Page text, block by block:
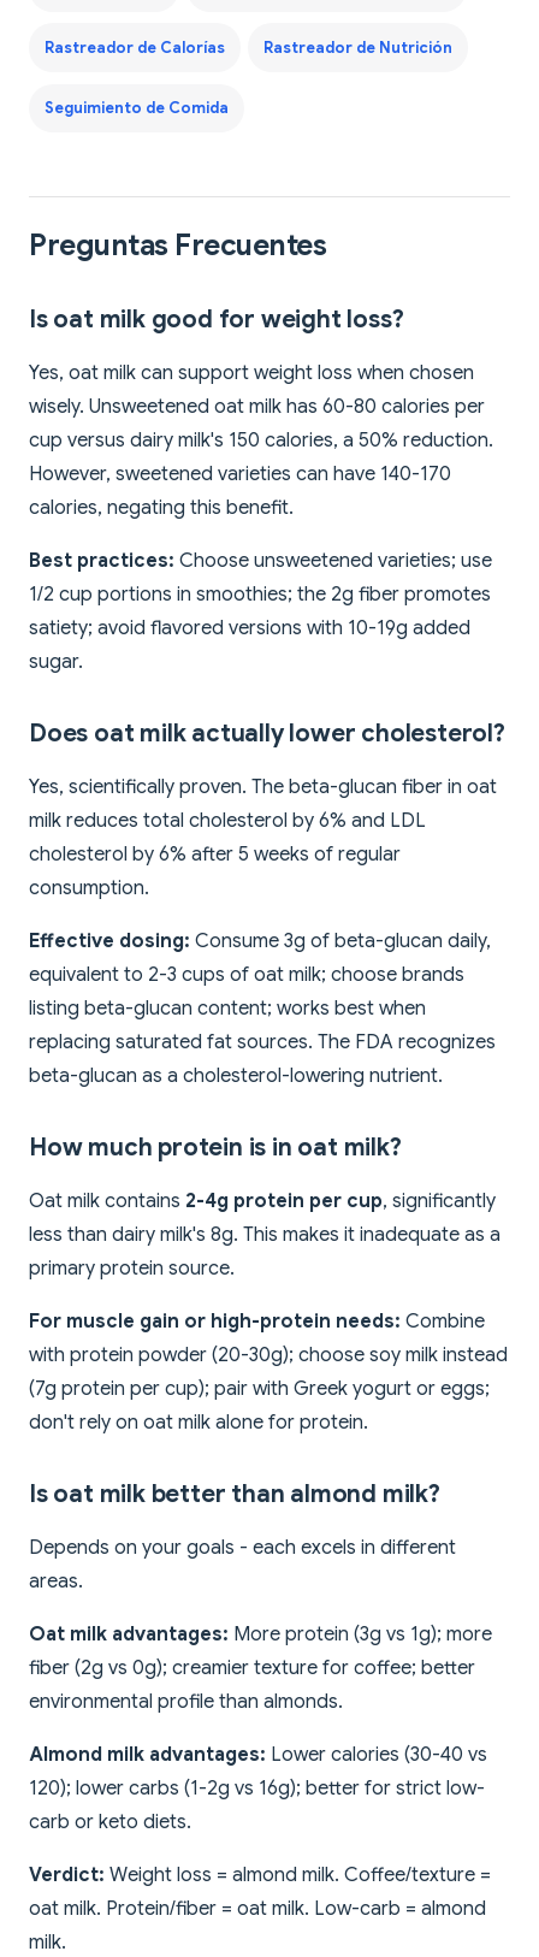
Rastreador de Calorías Rastreador de Nutrición
Seguimiento de Comida
Preguntas Frecuentes
Is oat milk good for weight loss?
Yes, oat milk can support weight loss when chosen
wisely. Unsweetened oat milk has 60-80 calories per
cup versus dairy milk's 150 calories, a 50% reduction.
However, sweetened varieties can have 140-170
calories, negating this benefit.
Best practices: Choose unsweetened varieties; use
1/2 cup portions in smoothies; the 2g fiber promotes
satiety; avoid flavored versions with 10-19g added
sugar.
Does oat milk actually lower cholesterol?
Yes, scientifically proven. The beta-glucan fiber in oat
milk reduces total cholesterol by 6% and LDL
cholesterol by 6% after 5 weeks of regular
consumption.
Effective dosing: Consume 3g of beta-glucan daily,
equivalent to 2-3 cups of oat milk; choose brands
listing beta-glucan content; works best when
replacing saturated fat sources. The FDA recognizes
beta-glucan as a cholesterol-lowering nutrient.
How much protein is in oat milk?
Oat milk contains 2-4g protein per cup, significantly
less than dairy milk's 8g. This makes it inadequate as a
primary protein source.
For muscle gain or high-protein needs: Combine
with protein powder (20-30g); choose soy milk instead
(7g protein per cup); pair with Greek yogurt or eggs;
don't rely on oat milk alone for protein.
Is oat milk better than almond milk?
Depends on your goals - each excels in different
areas.
Oat milk advantages: More protein (3g vs 1g); more
fiber (2g vs 0g); creamier texture for coffee; better
environmental profile than almonds.
Almond milk advantages: Lower calories (30-40 vs
120); lower carbs (1-2g vs 16g); better for strict low-
carb or keto diets.
Verdict: Weight loss = almond milk. Coffee/texture =
oat milk. Protein/fiber = oat milk. Low-carb = almond
milk.